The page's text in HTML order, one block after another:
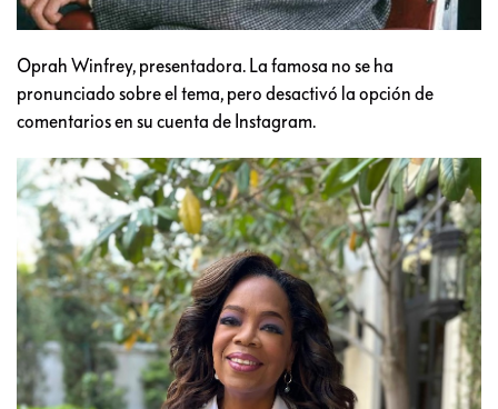
Oprah Winfrey, presentadora. La famosa no se ha
pronunciado sobre el tema, pero desactivó la opción de
comentarios en su cuenta de Instagram.